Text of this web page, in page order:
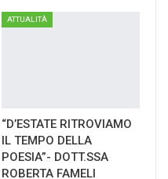
ATTUALITÀ
“D’ESTATE RITROVIAMO
IL TEMPO DELLA
POESIA”- DOTT.SSA
ROBERTA FAMELI